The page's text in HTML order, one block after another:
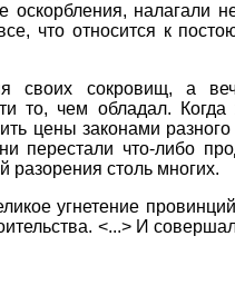
налагали
что относится к
своих сокровищ, а
то, чем обладал.
цены законами разного
перестали что-либо
разорения столь многих.
угнетение
<...> И